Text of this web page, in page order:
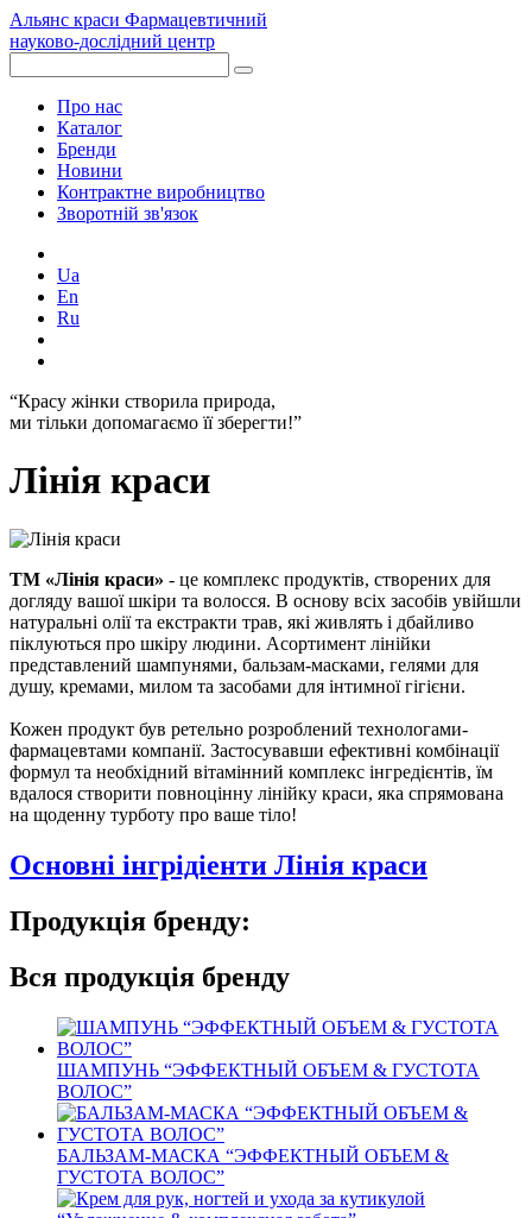
Альянс краси Фармацевтичний
науково-дослідний центр
Про нас
Каталог
Бренди
Новини
Контрактне виробництво
Зворотній зв'язок
Ua
En
Ru
“Красу жінки створила природа,
ми тільки допомагаємо її зберегти!”
Лінія краси
ТМ «Лінія краси» - це комплекс продуктів, створених для
догляду вашої шкіри та волосся. В основу всіх засобів увійшли
натуральні олії та екстракти трав, які живлять і дбайливо
піклуються про шкіру людини. Асортимент лінійки
представлений шампунями, бальзам-масками, гелями для
душу, кремами, милом та засобами для інтимної гігієни.
Кожен продукт був ретельно розроблений технологами-
фармацевтами компанії. Застосувавши ефективні комбінації
формул та необхідний вітамінний комплекс інгредієнтів, їм
вдалося створити повноцінну лінійку краси, яка спрямована
на щоденну турботу про ваше тіло!
Основні інгрідіенти Лінія краси
Продукція бренду:
Вся продукція бренду
ШАМПУНЬ “ЭФФЕКТНЫЙ ОБЪЕМ & ГУСТОТА
ВОЛОС”
БАЛЬЗАМ-МАСКА “ЭФФЕКТНЫЙ ОБЪЕМ &
ГУСТОТА ВОЛОС”